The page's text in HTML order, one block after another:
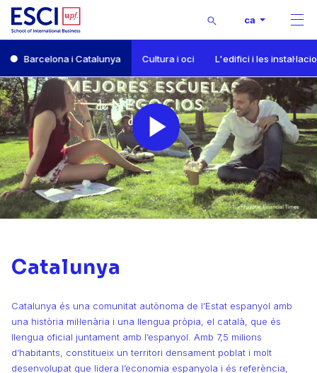
Buscar ca
Vida universitària
Barcelona i Catalunya
Barcelona i Catalunya Cultura i oci L'edifici i les
Play
Video
Catalunya
Catalunya és una comunitat autònoma de l’Estat espanyol amb
una història mil·lenària i una llengua pròpia, el català, que és
llengua oficial juntament amb l’espanyol. Amb 7,5 milions
d’habitants, constitueix un territori densament poblat i molt
desenvolupat que lidera l’economia espanyola i és referència,